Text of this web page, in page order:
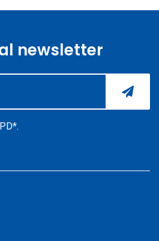
newsletter
.